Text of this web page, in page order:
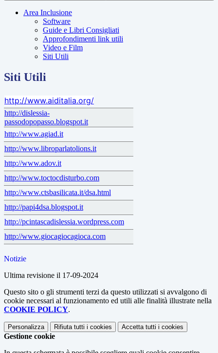
Area Inclusione
Software
Guide e Libri Consigliati
Approfondimenti link utili
Video e Film
Siti Utili
Siti Utili
http://www.aiditalia.org/
http://dislessia-
passodopopasso.blogspot.it
http://www.agiad.it
http://www.libroparlatolions.it
http://www.adov.it
http://www.toctocdisturbo.com
http://www.ctsbasilicata.it/dsa.html
http://papi4dsa.blogspot.it
http://pcintascadislessia.wordpress.com
http://www.giocagiocagioca.com
Notizie
Ultima revisione il 17-09-2024
Questo sito o gli strumenti terzi da questo utilizzati si avvalgono di
cookie necessari al funzionamento ed utili alle finalità illustrate nella
COOKIE POLICY.
Personalizza Rifiuta tutti i cookies Accetta tutti i cookies
Gestione cookie